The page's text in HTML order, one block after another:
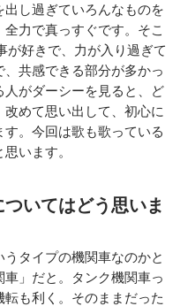
し過ぎていろんなものを
力で真っすぐです。そこ
が好きで、力が入り過ぎて
共感できる部分が多かっ
がダーシーを見ると、ど
めて思い出して、初心に
。今回は歌も歌っている
います。
いてはどう思いま
タイプの機関車なのかと
」だと。タンク機関車っ
も利く。そのままだった